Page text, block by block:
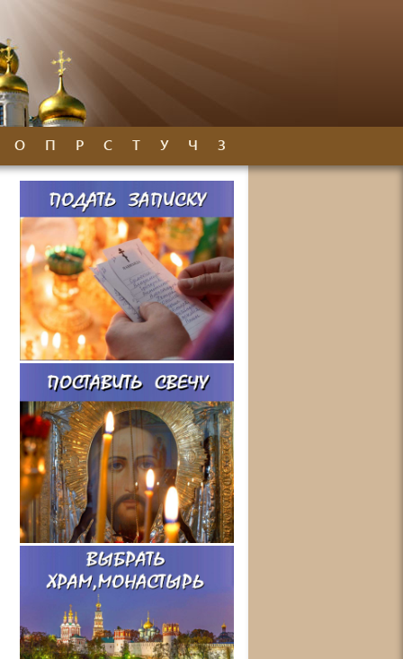
О П Р С Т У Ч З